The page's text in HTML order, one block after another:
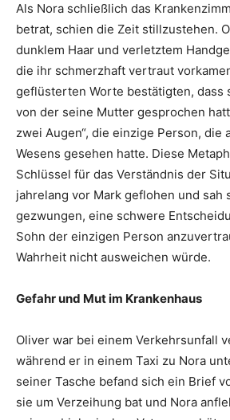
Als Nora schließlich das
betrat, schien die Zeit stillzustehen.
dunklem Haar und verletztem
die ihr schmerzhaft vertraut
geflüsterten Worte bestätigten, dass
von der seine Mutter gesprochen
zwei Augen“, die einzige Person, die
Wesens gesehen hatte. Diese
Schlüssel für das Verständnis der
jahrelang vor Mark geflohen und sah
gezwungen, eine schwere
Sohn der einzigen Person
Wahrheit nicht ausweichen würde.
Gefahr und Mut im Krankenhaus
Oliver war bei einem Verkehrsunfall
während er in einem Taxi zu Nora
seiner Tasche befand sich ein Brief
sie um Verzeihung bat und Nora